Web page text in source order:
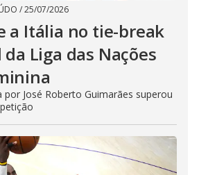
/25/07/2026
a Itália no tie-break
Liga das Nações
por José Roberto Guimarães superou